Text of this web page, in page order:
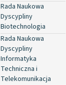
Rada Naukowa
Dyscypliny
Biotechnologia
Rada Naukowa
Dyscypliny
Informatyka
Techniczna i
Telekomunikacja